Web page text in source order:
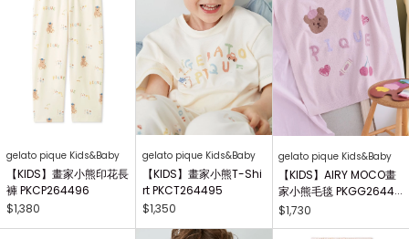
gelato pique Kids&Baby
【KIDS】畫家小熊印花長
褲 PKCP264496
$1,380
gelato pique Kids&Baby
【KIDS】畫家小熊T-Shi
rt PKCT264495
$1,350
gelato pique Kids&Baby
【KIDS】AIRY MOCO畫
家小熊毛毯 PKGG26441
7
$1,730